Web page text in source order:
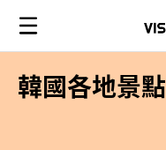
韓國各地景點